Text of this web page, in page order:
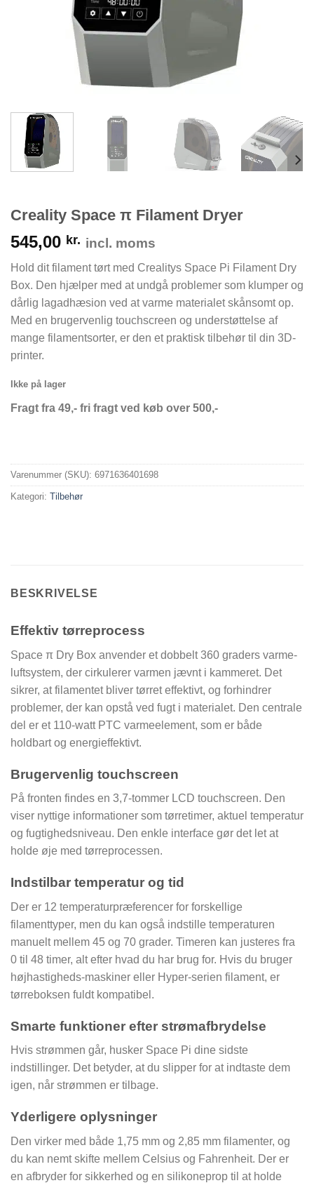
Creality Space π Filament Dryer
545,00 kr. incl. moms
Hold dit filament tørt med Crealitys Space Pi Filament Dry
Box. Den hjælper med at undgå problemer som klumper og
dårlig lagadhæsion ved at varme materialet skånsomt op.
Med en brugervenlig touchscreen og understøttelse af
mange filamentsorter, er den et praktisk tilbehør til din 3D-
printer.
Ikke på lager
Fragt fra 49,- fri fragt ved køb over 500,-
Varenummer (SKU): 6971636401698
Kategori: Tilbehør
BESKRIVELSE
Effektiv tørreprocess
Space π Dry Box anvender et dobbelt 360 graders varme-
luftsystem, der cirkulerer varmen jævnt i kammeret. Det
sikrer, at filamentet bliver tørret effektivt, og forhindrer
problemer, der kan opstå ved fugt i materialet. Den centrale
del er et 110-watt PTC varmeelement, som er både
holdbart og energieffektivt.
Brugervenlig touchscreen
På fronten findes en 3,7-tommer LCD touchscreen. Den
viser nyttige informationer som tørretimer, aktuel temperatur
og fugtighedsniveau. Den enkle interface gør det let at
holde øje med tørreprocessen.
Indstilbar temperatur og tid
Der er 12 temperaturpræferencer for forskellige
filamenttyper, men du kan også indstille temperaturen
manuelt mellem 45 og 70 grader. Timeren kan justeres fra
0 til 48 timer, alt efter hvad du har brug for. Hvis du bruger
højhastigheds-maskiner eller Hyper-serien filament, er
tørreboksen fuldt kompatibel.
Smarte funktioner efter strømafbrydelse
Hvis strømmen går, husker Space Pi dine sidste
indstillinger. Det betyder, at du slipper for at indtaste dem
igen, når strømmen er tilbage.
Yderligere oplysninger
Den virker med både 1,75 mm og 2,85 mm filamenter, og
du kan nemt skifte mellem Celsius og Fahrenheit. Der er
en afbryder for sikkerhed og en silikoneprop til at holde